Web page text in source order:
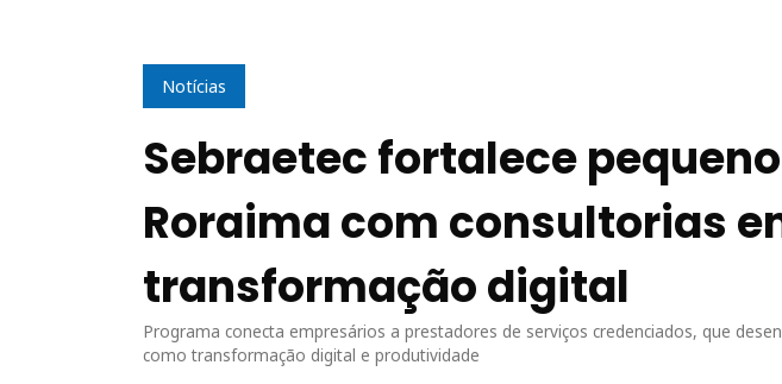
Notícias
Sebraetec fortalece
Roraima com consultorias
transformação digital
Programa conecta empresários a prestadores de serviços credenciados, que
como transformação digital e produtividade